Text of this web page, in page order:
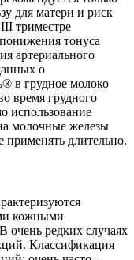
для матери и риск
триместре
тонуса
артериального
о
в грудное молоко
время грудного
использование
молочные железы
длительно.
кожными
очень редких случаях
Классификация